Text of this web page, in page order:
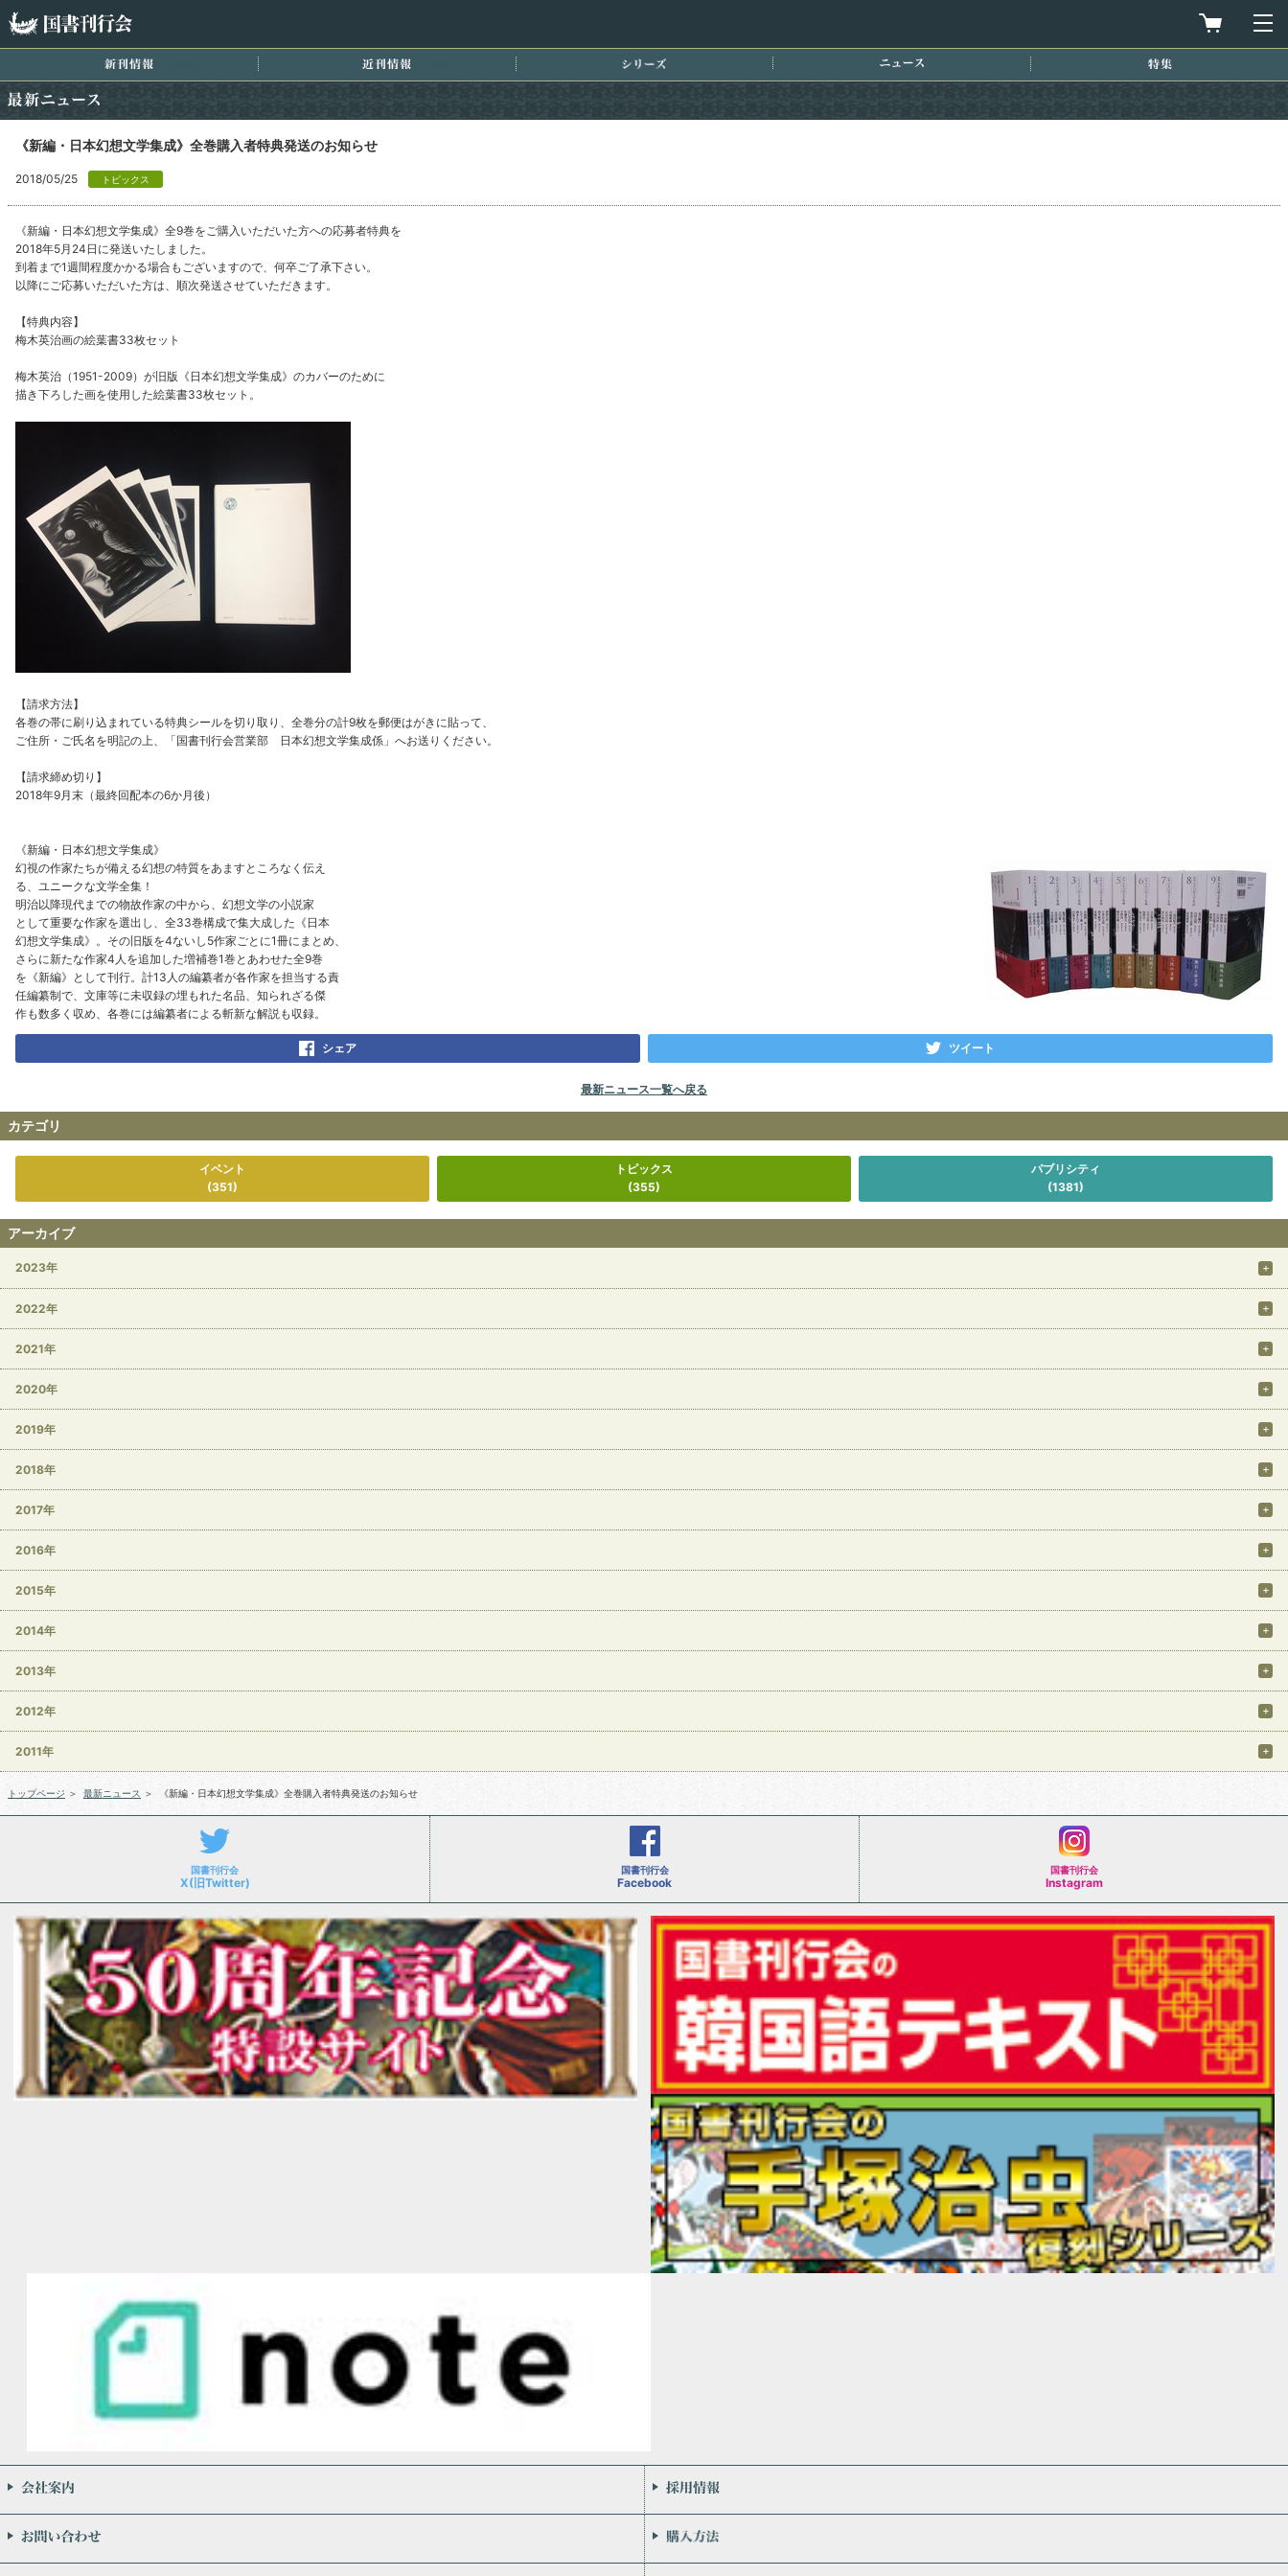
買物カゴを
新刊情報 特集
《新編・日本幻想文学集成》全巻購入者特典発送のお知らせ
2018/05/25 トピックス
《新編・日本幻想文学集成》全9巻をご購入いただいた方への応募者特典を
2018年5月24日に発送いたしました。
到着まで1週間程度かかる場合もございますので、何卒ご了承下さい。
以降にご応募いただいた方は、順次発送させていただきます。
【特典内容】
梅木英治画の絵葉書33枚セット
梅木英治（1951-2009）が旧版《日本幻想文学集成》のカバーのために
描き下ろした画を使用した絵葉書33枚セット。
【請求方法】
各巻の帯に刷り込まれている特典シールを切り取り、全巻分の計9枚を郵便はがきに貼って、
ご住所・ご氏名を明記の上、「国書刊行会営業部 日本幻想文学集成係」へお送りください。
【請求締め切り】
2018年9月末（最終回配本の6か月後）
《新編・日本幻想文学集成》
幻視の作家たちが備える幻想の特質をあますところなく伝え
る、ユニークな文学全集！
明治以降現代までの物故作家の中から、幻想文学の小説家
として重要な作家を選出し、全33巻構成で集大成した《日本
幻想文学集成》。その旧版を4ないし5作家ごとに1冊にまとめ、
さらに新たな作家4人を追加した増補巻1巻とあわせた全9巻
を《新編》として刊行。計13人の編纂者が各作家を担当する責
任編纂制で、文庫等に未収録の埋もれた名品、知られざる傑
作も数多く収め、各巻には編纂者による斬新な解説も収録。
シェア ツイート
最新ニュース一覧へ戻る
カテゴリ
イベント
(351)
トピックス
(355)
パブリシティ
(1381)
アーカイブ
2023年
2022年
2021年
2020年
2019年
2018年
2017年
2016年
2015年
2014年
2013年
2012年
2011年
トップページ ＞ 最新ニュース ＞ 《新編・日本幻想文学集成》全巻購入者特典発送のお知らせ
国書刊行会
X(旧Twitter)
国書刊行会
Facebook
国書刊行会
Instagram
会社案内
お問い合わせ
個人情報保護方針